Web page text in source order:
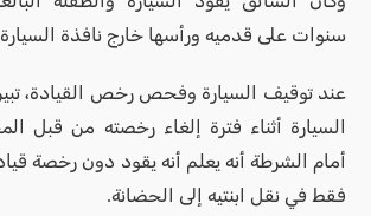
سنوات على قدميه ورأسها خارج نافذة
عند توقيف السيارة وفحص رخص القيادة،
السيارة أثناء فترة إلغاء رخصته من قبل
أمام الشرطة أنه يعلم أنه يقود دون رخصة
فقط في نقل ابنتيه إلى الحضانة.